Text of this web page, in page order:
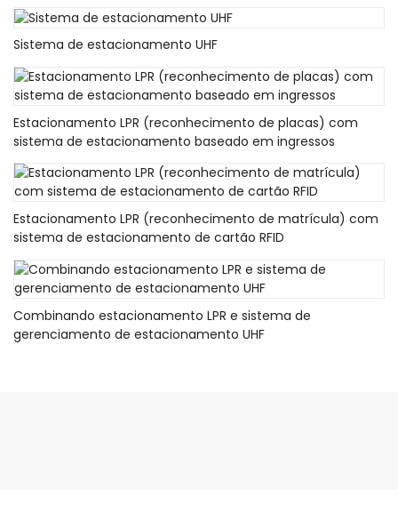
Sistema de estacionamento UHF
Estacionamento LPR (reconhecimento de placas) com
sistema de estacionamento baseado em ingressos
Estacionamento LPR (reconhecimento de matrícula) com
sistema de estacionamento de cartão RFID
Combinando estacionamento LPR e sistema de
gerenciamento de estacionamento UHF